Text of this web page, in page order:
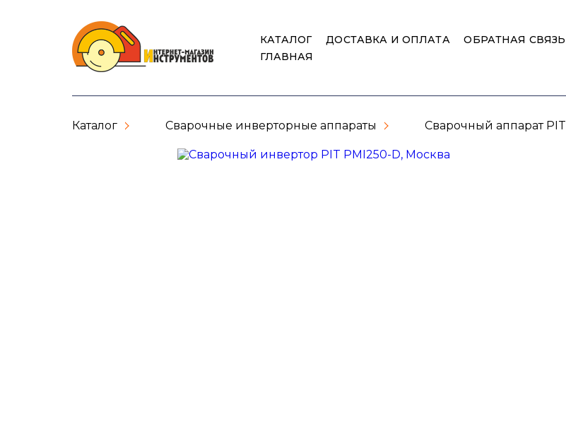
КАТАЛОГ ДОСТАВКА И ОПЛАТА ОБРАТНАЯ СВЯЗЬ
ГЛАВНАЯ
Каталог Сварочные инверторные аппараты Сварочный аппарат PIT